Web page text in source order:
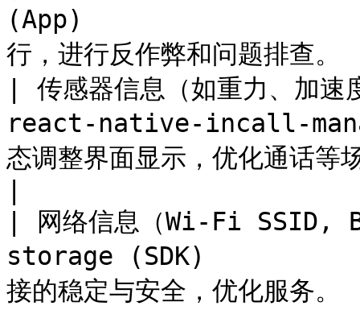
(App)                   | 识
行，进行反作弊和问题排查
| 传感器信息（如重力
react-native-incall-
态调整界面显示，优化通话
| 网络信息（Wi-Fi
storage (SDK)
接的稳定与安全，优化服